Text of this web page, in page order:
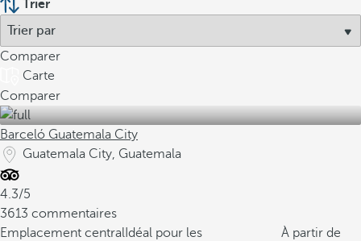
Trier
Comparer
Carte
Comparer
Barceló Guatemala City
Guatemala City, Guatemala
4.3/5
3613 commentaires
Emplacement central Idéal pour les
À partir de